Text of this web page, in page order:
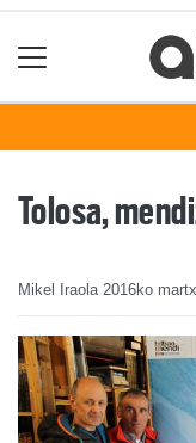
Tolosa,
Mikel Iraola 2016ko